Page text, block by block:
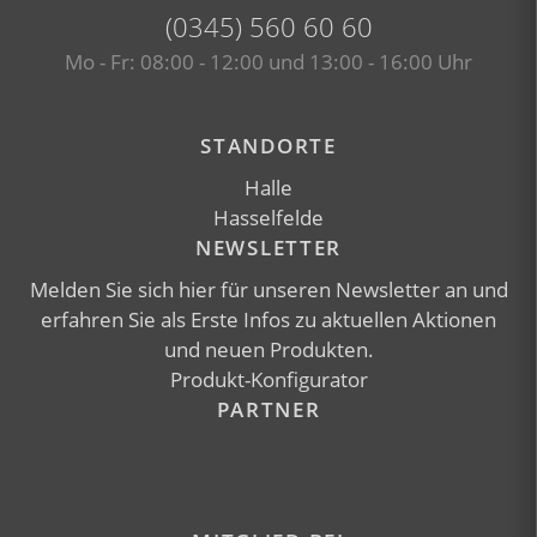
(0345) 560 60 60
Mo - Fr: 08:00 - 12:00 und 13:00 - 16:00 Uhr
STANDORTE
Halle
Hasselfelde
NEWSLETTER
Melden Sie sich hierfür unseren Newsletter an und
erfahren Sie als Erste Infos zu aktuellen Aktionen
und neuen Produkten.
Produkt-Konfigurator
PARTNER